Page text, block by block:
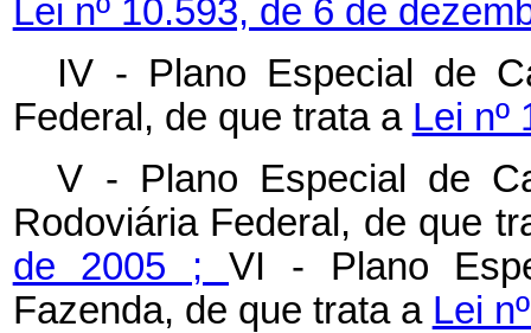
Lei nº 10.593, de 6 de
IV - Plano Especial de
Federal, de que trata a Lei nº
V - Plano Especial de
Rodoviária Federal, de que
de 2005 ;VI - Plano
Fazenda, de que trata a Lei